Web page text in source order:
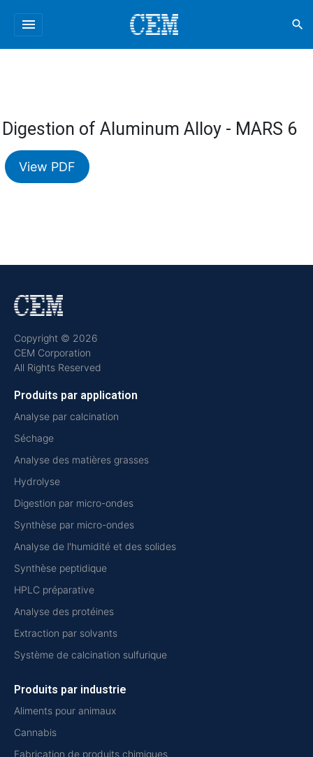
menu search
Digestion of Aluminum Alloy - MARS 6
View PDF
Copyright © 2026
CEM Corporation
All Rights Reserved
Produits par application
Analyse par calcination
Séchage
Analyse des matières grasses
Hydrolyse
Digestion par micro-ondes
Synthèse par micro-ondes
Analyse de l'humidité et des solides
Synthèse peptidique
HPLC préparative
Analyse des protéines
Extraction par solvants
Système de calcination sulfurique
Produits par industrie
Aliments pour animaux
Cannabis
Fabrication de produits chimiques